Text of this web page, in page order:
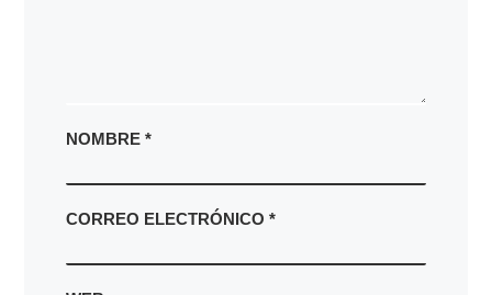
NOMBRE *
CORREO ELECTRÓNICO *